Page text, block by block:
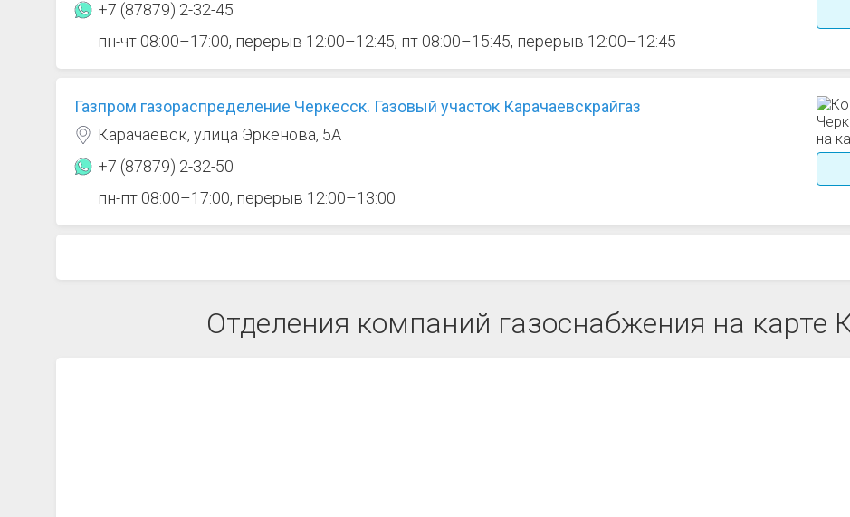
+7 (87879) 2-32-45
пн-чт 08:00–17:00, перерыв 12:00–12:45, пт 08:00–15:45, перерыв 12:00–12:45
Газпром газораспределение Черкесск. Газовый участок Карачаевскрайгаз
Карачаевск, улица Эркенова, 5А
+7 (87879) 2-32-50
пн-пт 08:00–17:00, перерыв 12:00–13:00
Отделения компаний газоснабжения на карте